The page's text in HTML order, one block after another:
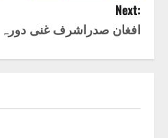
Next:
افغان صدراشرف غنی